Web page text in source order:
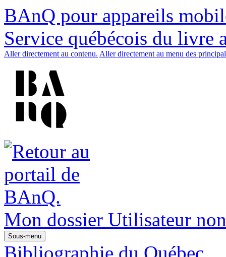
BAnQ pour appareils
Service québécois du livre
Aller directement au contenu. Aller directement au menu des
Mon dossier Utilisateur
Sous-menu